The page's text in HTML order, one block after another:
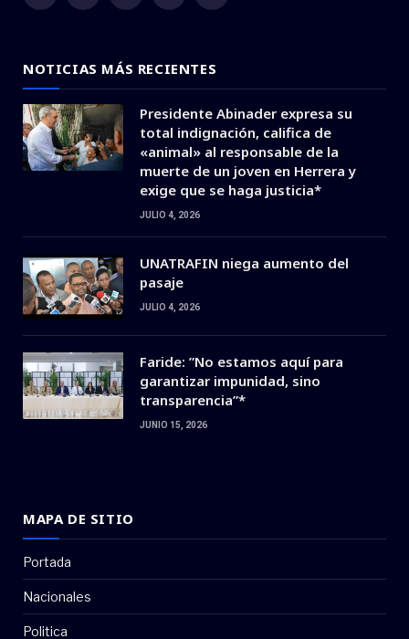
NOTICIAS MÁS RECIENTES
Presidente Abinader expresa su
total indignación, califica de
«animal» al responsable de la
muerte de un joven en Herrera y
exige que se haga justicia*
JULIO 4, 2026
UNATRAFIN niega aumento del
pasaje
JULIO 4, 2026
Faride: ”No estamos aquí para
garantizar impunidad, sino
transparencia”*
JUNIO 15, 2026
MAPA DE SITIO
Portada
Nacionales
Politica